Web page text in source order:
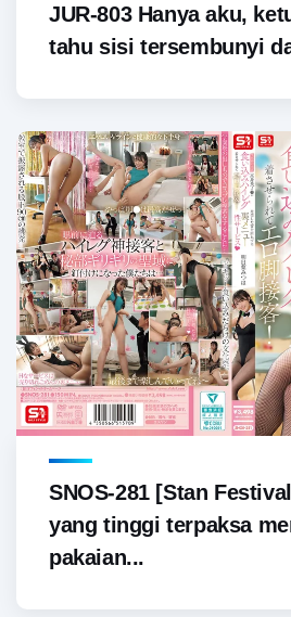
JUR-803 Hanya aku,
tahu sisi tersembunyi
SNOS-281 [Stan
yang tinggi terpaksa
pakaian...